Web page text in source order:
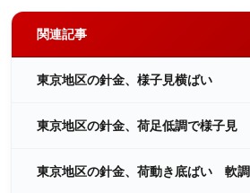
関連記事
東京地区の針金、様子見横ばい
東京地区の針金、荷足低調で様子見
東京地区の針金、荷動き底ばい 軟調